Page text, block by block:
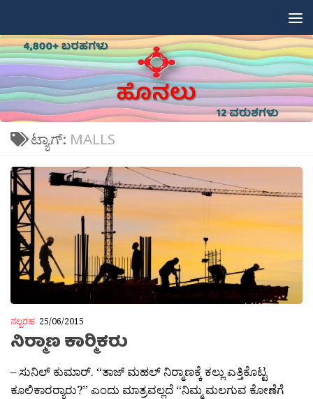
ಟ್ಯಾಗ್: MALLS
ನಲ್ಬರಹ 25/06/2015
ನಿರ‍್ಮಾಣ ಕಾರ‍್ಮಿಕರು
– ಸುನಿಲ್ ಕುಮಾರ್. “ತಾಜ್ ಮಹಲ್ ನಿರ‍್ಮಾಣಕ್ಕೆ ಕಲ್ಲು ಎತ್ತಿಕೊಟ್ಟ
ಕೂಲಿಕಾರರ‍್ಯಾರು?” ಎಂದು ಮಾತ್ರವಲ್ಲದೆ “ನಿಮ್ಮ ಮಲಗುವ ಕೋಣೆಗೆ